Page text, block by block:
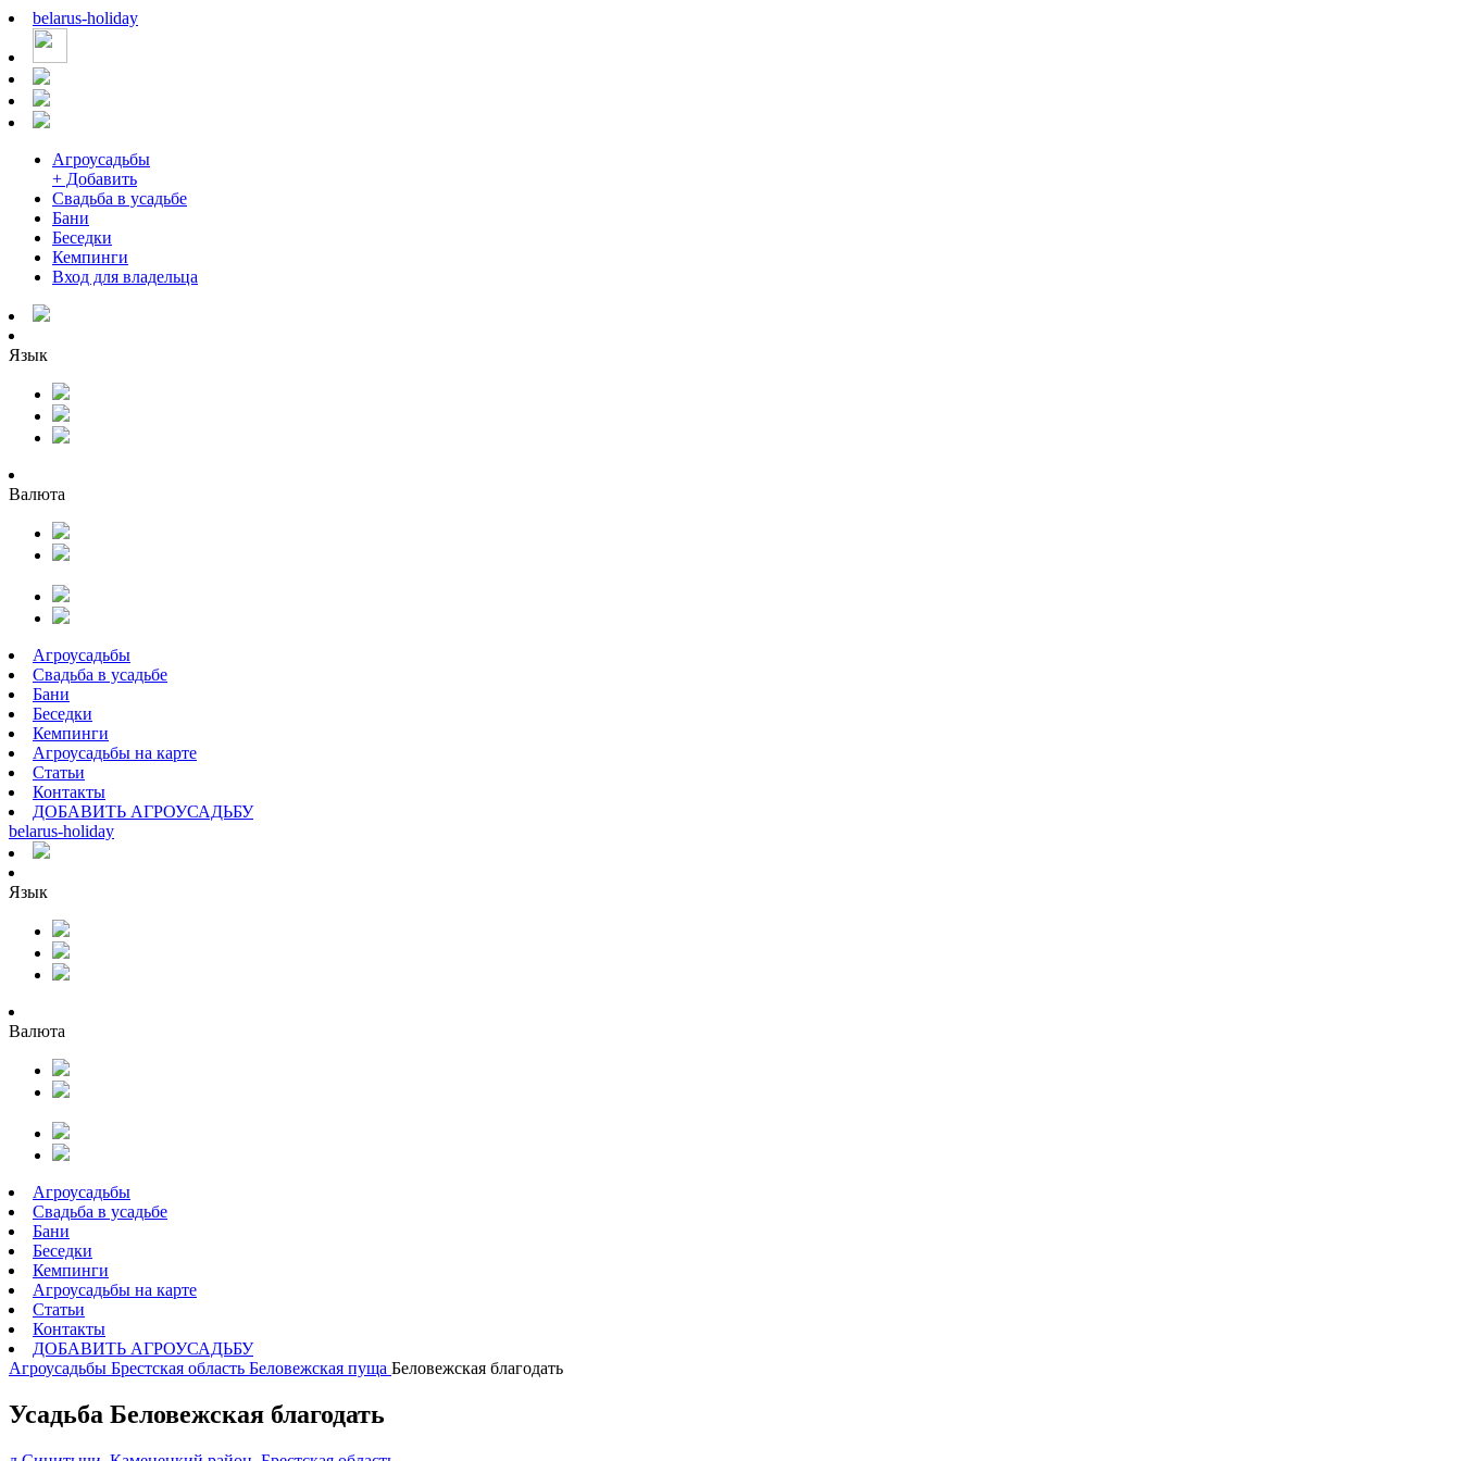
belarus-holiday
Агроусадьбы
+ Добавить
Свадьба в усадьбе
Бани
Беседки
Кемпинги
Вход для владельца
Язык
Валюта
Агроусадьбы
Свадьба в усадьбе
Бани
Беседки
Кемпинги
Агроусадьбы на карте
Статьи
Контакты
ДОБАВИТЬ АГРОУСАДЬБУ
belarus-holiday
Язык
Валюта
Агроусадьбы
Свадьба в усадьбе
Бани
Беседки
Кемпинги
Агроусадьбы на карте
Статьи
Контакты
ДОБАВИТЬ АГРОУСАДЬБУ
Агроусадьбы Брестская область Беловежская пуща Беловежская благодать
Усадьба Беловежская благодать